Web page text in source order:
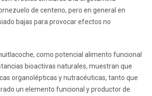
de centeno, pero en general en
bajas para provocar efectos no
como potencial alimento funcional
bioactivas naturales, muestran que
organolépticas y nutracéuticas, tanto que
un elemento funcional y productor de